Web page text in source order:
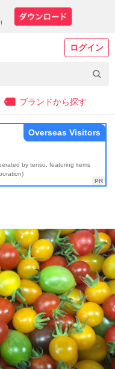
ログイン
ブランドから探す
by tenso, featuring items
Overseas Visitors